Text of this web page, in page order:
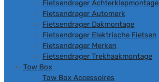
Fietsendrager Achterklepmontage
Fietsendrager Automerk
Fietsendrager Dakmontage
Fietsendrager Elektrische Fietsen
Fietsendrager Merken
Fietsendrager Trekhaakmontage
Tow Box
Tow Box Accessoires